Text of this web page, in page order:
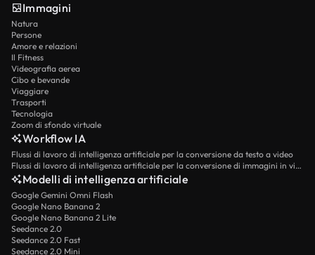
Immagini
Natura
Persone
Amore e relazioni
Il Fitness
Videografia aerea
Cibo e bevande
Viaggiare
Trasporti
Tecnologia
Zoom di sfondo virtuale
Workflow IA
Flussi di lavoro di intelligenza artificiale per la conversione da testo a video
Flussi di lavoro di intelligenza artificiale per la conversione di immagini in video
Modelli di intelligenza artificiale
Google Gemini Omni Flash
Google Nano Banana 2
Google Nano Banana 2 Lite
Seedance 2.0
Seedance 2.0 Fast
Seedance 2.0 Mini